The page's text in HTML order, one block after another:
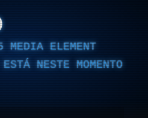
MEDIA ELEMENT
NESTE MOMENTO